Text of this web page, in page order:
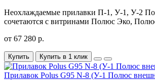
Неохлаждаемые прилавки П-1, У-1, У-2
сочетаются с витринами Полюс Эко,
от 67 280 р.
Купить Купить в 1 клик
Прилавок Polus G95 N-8 (У-1 Полюс